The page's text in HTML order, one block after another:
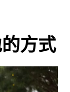
方式